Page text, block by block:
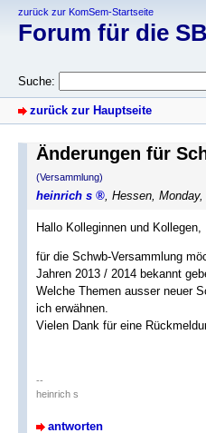
zurück zur KomSem-Startseite
Forum für die
Suche:
zurück zur Hauptseite
Änderungen für
(Versammlung)
heinrich s , Hessen,
Hallo Kolleginnen und Kollegen,
für die Schwb-Versammlung
Jahren 2013 / 2014 bekannt
Welche Themen ausser neuer
ich erwähnen.
Vielen Dank für eine
--
heinrich s
antworten